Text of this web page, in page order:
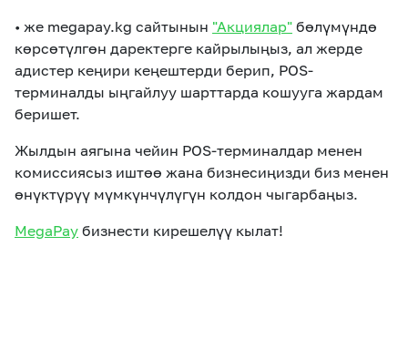
• же megapay.kg сайтынын "Акциялар" бөлүмүндө
көрсөтүлгөн даректерге кайрылыңыз, ал жерде
адистер кеңири кеңештерди берип, POS-
терминалды ыңгайлуу шарттарда кошууга жардам
беришет.
Жылдын аягына чейин POS-терминалдар менен
комиссиясыз иштөө жана бизнесиңизди биз менен
өнүктүрүү мүмкүнчүлүгүн колдон чыгарбаңыз.
MegaPay бизнести кирешелүү кылат!